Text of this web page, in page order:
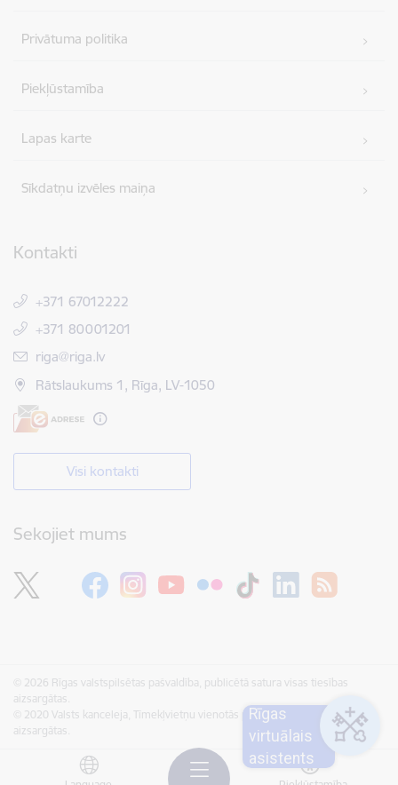
Privātuma politika
Piekļūstamība
Lapas karte
Sīkdatņu izvēles maiņa
Kontakti
+371 67012222
+371 80001201
E-pasts:
riga@riga.lv
Rātslaukums 1, Rīga, LV-1050
Visi kontakti
Sekojiet mums
© 2026 Rīgas valstspilsētas pašvaldība, publicētā satura visas tiesības
aizsargātas.
© 2020 Valsts kanceleja, Tīmekļvietņu vienotās platformas visas tiesības
aizsargātas.
Rīgas
virtuālais
asistents